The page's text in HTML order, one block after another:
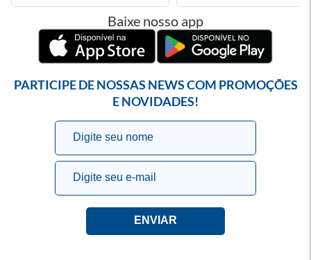
Baixe nosso app
PARTICIPE DE NOSSAS NEWS COM PROMOÇÕES
E NOVIDADES!